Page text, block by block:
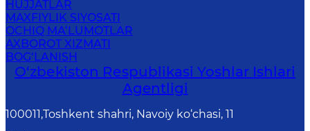
HUJJATLAR
MAXFIYLIK SIYOSATI
OCHIQ MA’LUMOTLAR
AXBOROT XIZMATI
BOG‘LANISH
O‘zbеkistоn Rеspublikаsi Yoshlar Ishlari
Agentligi
100011,Toshkent shahri, Navoiy ko‘chasi, 11